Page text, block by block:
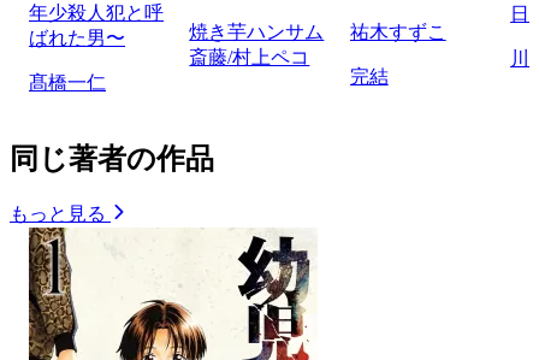
年少殺人犯と呼
ばれた男〜
髙橋一仁
焼き芋ハンサム
斎藤/村上ペコ
祐木すずこ
完結
日
川
同じ著者の作品
もっと見る